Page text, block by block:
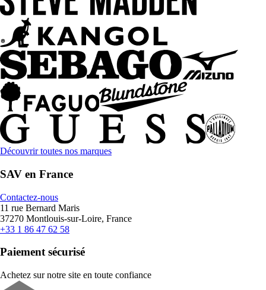
Découvrir toutes nos marques
SAV en France
Contactez-nous
11 rue Bernard Maris
37270 Montlouis-sur-Loire, France
+33 1 86 47 62 58
Paiement sécurisé
Achetez sur notre site en toute confiance